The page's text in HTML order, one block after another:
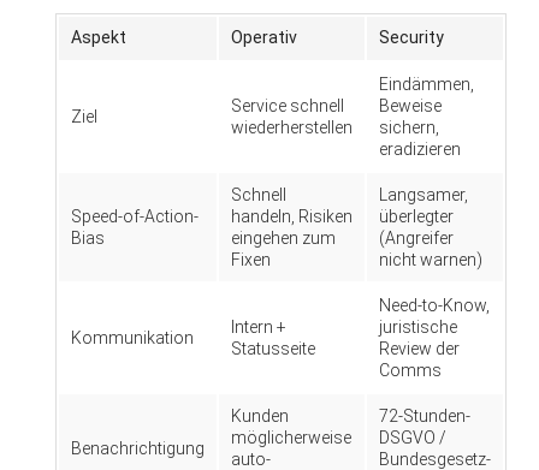
Aspekt Operativ Security
Ziel
Service schnell
wiederherstellen
Eindämmen,
Beweise
sichern,
eradizieren
Speed-of-Action-
Bias
Schnell
handeln, Risiken
eingehen zum
Fixen
Langsamer,
überlegter
(Angreifer
nicht warnen)
Kommunikation
Intern +
Statusseite
Need-to-Know,
juristische
Review der
Comms
Benachrichtigung
Kunden
möglicherweise
auto-
72-Stunden-
DSGVO /
Bundesgesetz-